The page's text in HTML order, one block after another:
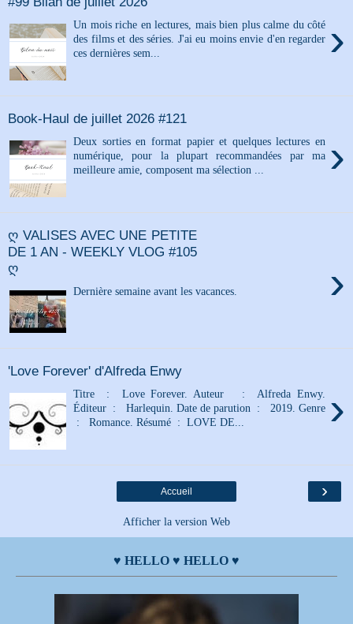
›
Un mois riche en lectures, mais bien plus calme du côté
des films et des séries. J'ai eu moins envie d'en regarder
ces dernières sem...
Book-Haul de juillet 2026 #121
›
Deux sorties en format papier et quelques lectures en
numérique, pour la plupart recommandées par ma
meilleure amie, composent ma sélection ...
ღ VALISES AVEC UNE PETITE
DE 1 AN - WEEKLY VLOG #105
ღ
›
Dernière semaine avant les vacances.
'Love Forever' d'Alfreda Enwy
›
Titre : Love Forever. Auteur : Alfreda Enwy.
Éditeur : Harlequin. Date de parution : 2019. Genre
: Romance. Résumé : LOVE DE...
›
Accueil
Afficher la version Web
♥ HELLO ♥ HELLO ♥